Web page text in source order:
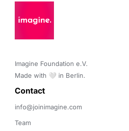
Imagine Foundation e.V.
Made with 🤍 in Berlin.
Contact
info@joinimagine.com
Team